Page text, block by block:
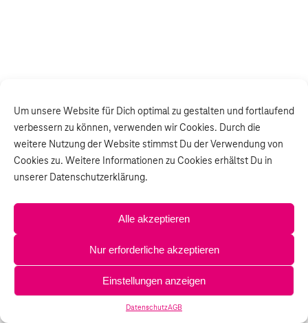
Um unsere Website für Dich optimal zu gestalten und fortlaufend
verbessern zu können, verwenden wir Cookies. Durch die
weitere Nutzung der Website stimmst Du der Verwendung von
Cookies zu. Weitere Informationen zu Cookies erhältst Du in
unserer Datenschutzerklärung.
Alle akzeptieren
Nur erforderliche akzeptieren
Einstellungen anzeigen
DatenschutzAGB